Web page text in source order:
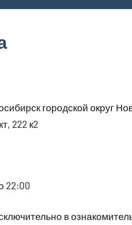
городской округ
222 к2
22:00
в